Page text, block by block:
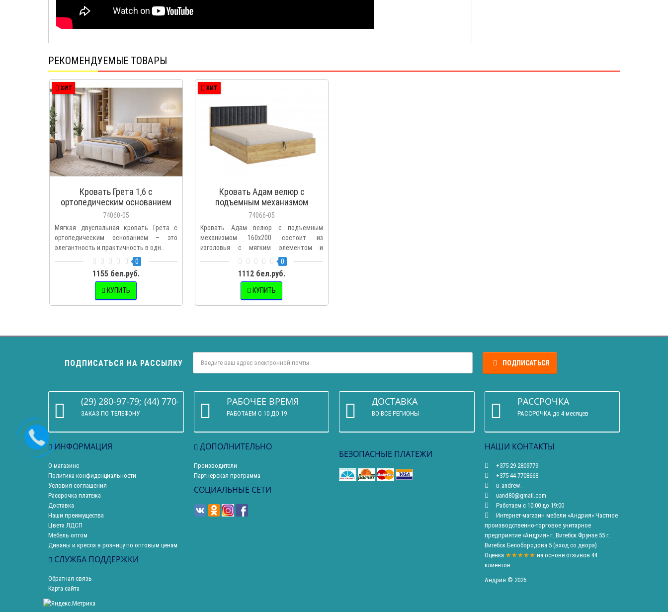
РЕКОМЕНДУЕМЫЕ ТОВАРЫ
ХИТ
Кровать Грета 1,6 с
ортопедическим основанием
74060-05
Мягкая двуспальная кровать Грета с
ортопедическим основанием – это
элегантность и практичность в одн..
0
1155 бел.руб.
КУПИТЬ
ХИТ
Кровать Адам велюр с
подъемным механизмом
160х200
74066-05
Кровать Адам велюр с подъемным
механизмом 160х200 состоит из
изголовья с мягким элементом и
0
1112 бел.руб.
КУПИТЬ
ПОДПИСАТЬСЯ НА РАССЫЛКУ ПОДПИСАТЬСЯ
(29) 280-97-79; (44) 770-86-68
ЗАКАЗ ПО ТЕЛЕФОНУ
РАБОЧЕЕ ВРЕМЯ
РАБОТАЕМ С 10 ДО 19
ДОСТАВКА
ВО ВСЕ РЕГИОНЫ
РАССРОЧКА
РАССРОЧКА до 4 месяцев
ИНФОРМАЦИЯ
О магазине
Политика конфиденциальности
Условия соглашения
Рассрочка платежа
Доставка
Наши преимущества
Цвета ЛДСП
Мебель оптом
Диваны и кресла в розницу по оптовым ценам
СЛУЖБА ПОДДЕРЖКИ
Обратная связь
Карта сайта
ДОПОЛНИТЕЛЬНО
Производители
Партнерская программа
СОЦИАЛЬНЫЕ СЕТИ
БЕЗОПАСНЫЕ ПЛАТЕЖИ
НАШИ КОНТАКТЫ
+375-29-2809779
+375-44-7708668
u_andrew_
uand80@gmail.com
Работаем с 10:00 до 19:00
Интернет-магазин мебели «Андрия» Частное
производственно-торговое унитарное
предприятие «Андрия» г. Витебск Фрунзе 55 г.
Витебск Белобородова 5 (вход со двора)
Оценка ★★★★★ на основе отзывов 44
клиентов
Андрия © 2026